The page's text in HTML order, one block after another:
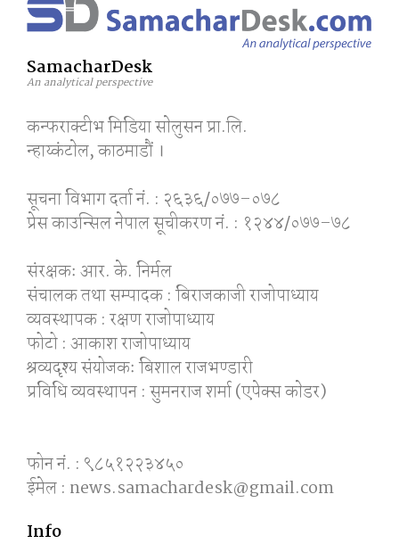
SamacharDesk
An analytical perspective
कन्फराक्टीभ मिडिया साेलुसन प्रा.लि.
न्हाय्कंटाेल, काठमाडाैं ।
सूचना विभाग दर्ता नं. : २६३६/०७७–०७८
प्रेस काउन्सिल नेपाल सूचीकरण नं. : १२४४/०७७–७८
संरक्षकः आर. के. निर्मल
संचालक तथा सम्पादक : बिराजकाजी राजोपाध्याय
व्यवस्थापक : रक्षण राजोपाध्याय
फोटो : आकाश राजोपाध्याय
श्रव्यदृश्य संयोजकः बिशाल राजभण्डारी
प्रविधि व्यवस्थापन : सुमनराज शर्मा (एपेक्स काेडर)
फोन नं. : ९८५१२२३४५०
ईमेल : news.samachardesk@gmail.com
Info